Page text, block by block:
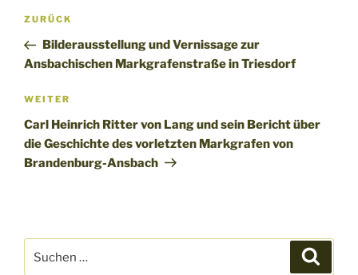
Beitragsnavigation
Vorheriger
Beitrag
ZURÜCK
Bilderausstellung und Vernissage zur
Ansbachischen Markgrafenstraße in Triesdorf
Nächster
Beitrag
WEITER
Carl Heinrich Ritter von Lang und sein Bericht über
die Geschichte des vorletzten Markgrafen von
Brandenburg-Ansbach
nach: